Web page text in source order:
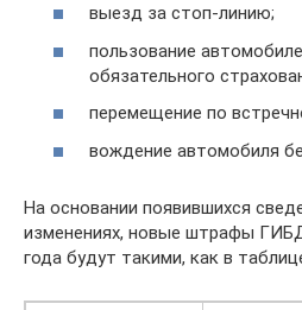
выезд за стоп-линию;
пользование
обязательного
перемещение по
вождение автомобиля
На основании появившихся
изменениях, новые штрафы
года будут такими, как в